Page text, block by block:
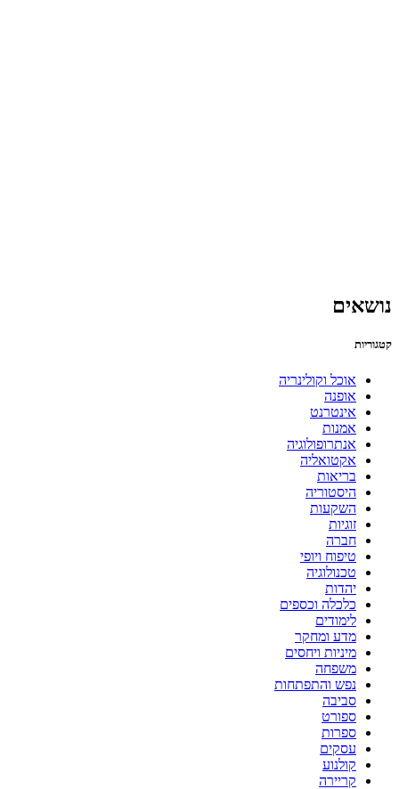
נושאים
קטגוריות
אוכל וקולינריה
אופנה
אינטרנט
אמנות
אנתרופולוגיה
אקטואליה
בריאות
היסטוריה
השקעות
זוגיות
חברה
טיפוח ויופי
טכנולוגיה
יהדות
כלכלה וכספים
לימודים
מדע ומחקר
מיניות ויחסים
משפחה
נפש והתפתחות
סביבה
ספורט
ספרות
עסקים
קולנוע
קריירה